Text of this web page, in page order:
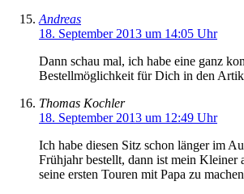
Andreas
18. September 2013 um 14:05 Uhr
Dann schau mal, ich habe eine ganz
Bestellmöglichkeit für Dich in den
Thomas Kochler
18. September 2013 um 12:49 Uhr
Ich habe diesen Sitz schon länger im
Frühjahr bestellt, dann ist mein Kleiner
seine ersten Touren mit Papa zu